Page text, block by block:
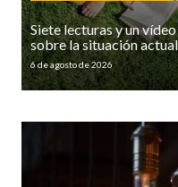
Siete lecturas y un
sobre la situación
6 de agosto de 2026